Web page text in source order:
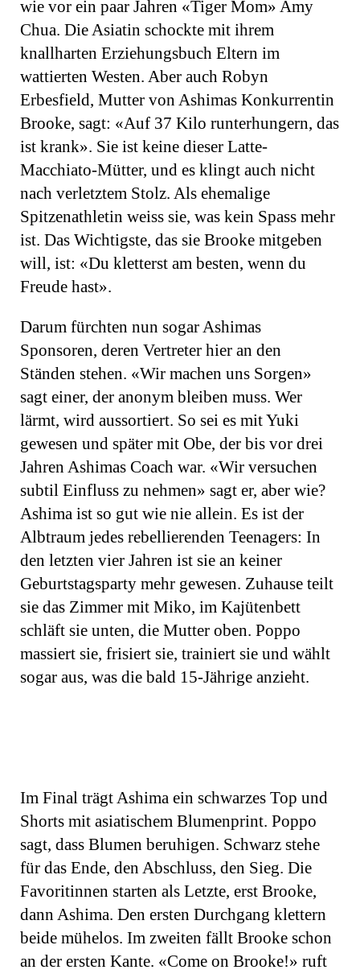
wie vor ein paar Jahren «Tiger Mom» Amy
Chua. Die Asiatin schockte mit ihrem
knallharten Erziehungsbuch Eltern im
wattierten Westen. Aber auch Robyn
Erbesfield, Mutter von Ashimas Konkurrentin
Brooke, sagt: «Auf 37 Kilo runterhungern, das
ist krank». Sie ist keine dieser Latte-
Macchiato-Mütter, und es klingt auch nicht
nach verletztem Stolz. Als ehemalige
Spitzenathletin weiss sie, was kein Spass mehr
ist. Das Wichtigste, das sie Brooke mitgeben
will, ist: «Du kletterst am besten, wenn du
Freude hast».
Darum fürchten nun sogar Ashimas
Sponsoren, deren Vertreter hier an den
Ständen stehen. «Wir machen uns Sorgen»
sagt einer, der anonym bleiben muss. Wer
lärmt, wird aussortiert. So sei es mit Yuki
gewesen und später mit Obe, der bis vor drei
Jahren Ashimas Coach war. «Wir versuchen
subtil Einfluss zu nehmen» sagt er, aber wie?
Ashima ist so gut wie nie allein. Es ist der
Albtraum jedes rebellierenden Teenagers: In
den letzten vier Jahren ist sie an keiner
Geburtstagsparty mehr gewesen. Zuhause teilt
sie das Zimmer mit Miko, im Kajütenbett
schläft sie unten, die Mutter oben. Poppo
massiert sie, frisiert sie, trainiert sie und wählt
sogar aus, was die bald 15-Jährige anzieht.
Im Final trägt Ashima ein schwarzes Top und
Shorts mit asiatischem Blumenprint. Poppo
sagt, dass Blumen beruhigen. Schwarz stehe
für das Ende, den Abschluss, den Sieg. Die
Favoritinnen starten als Letzte, erst Brooke,
dann Ashima. Den ersten Durchgang klettern
beide mühelos. Im zweiten fällt Brooke schon
an der ersten Kante. «Come on Brooke!» ruft